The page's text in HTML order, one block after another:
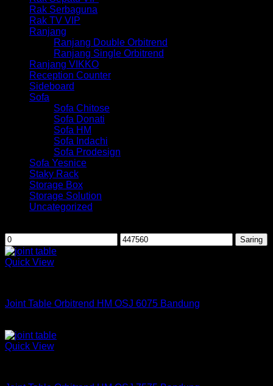
Rak Serbaguna
Rak TV VIP
Ranjang
Ranjang Double Orbitrend
Ranjang Single Orbitrend
Ranjang VIKKO
Reception Counter
Sideboard
Sofa
Sofa Chitose
Sofa Donati
Sofa HM
Sofa Indachi
Sofa Prodesign
Sofa Yesnice
Staky Rack
Storage Box
Storage Solution
Uncategorized
Harga
terendah
Harga
tertinggi
Saring
Quick View
Joint Table Orbitrend HM OSJ 6075 Bandung
Quick View